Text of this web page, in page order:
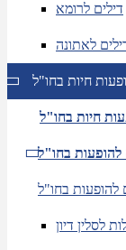
דילים לרומא
לאתונה
להופעות בחו"ל
להופעות בחו"ל
לסלין דיון